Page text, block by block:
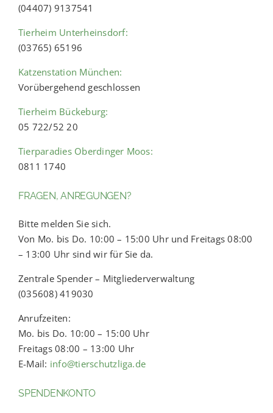
(04407) 9137541
Tierheim Unterheinsdorf:
(03765) 65196
Katzenstation München:
Vorübergehend geschlossen
Tierheim Bückeburg:
05 722/52 20
Tierparadies Oberdinger Moos:
0811 1740
FRAGEN, ANREGUNGEN?
Bitte melden Sie sich.
Von Mo. bis Do. 10:00 – 15:00 Uhr und Freitags 08:00
– 13:00 Uhr sind wir für Sie da.
Zentrale Spender – Mitgliederverwaltung
(035608) 419030
Anrufzeiten:
Mo. bis Do. 10:00 – 15:00 Uhr
Freitags 08:00 – 13:00 Uhr
E-Mail: info@tierschutzliga.de
SPENDENKONTO